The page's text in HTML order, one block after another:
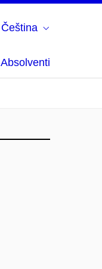
Čeština
Absolventi